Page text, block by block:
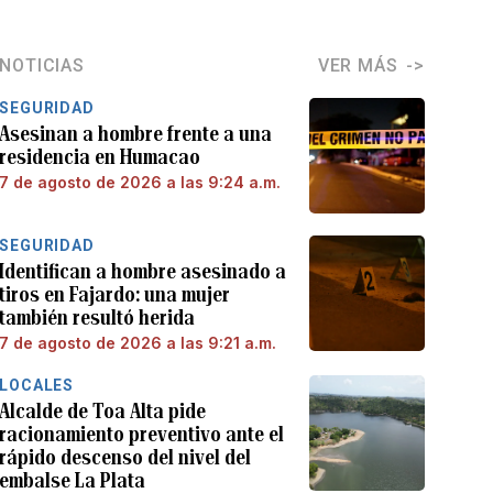
NOTICIAS VER MÁS
SEGURIDAD
Asesinan a hombre frente a una
residencia en Humacao
7 de agosto de 2026 a las 9:24 a.m.
SEGURIDAD
Identifican a hombre asesinado a
tiros en Fajardo: una mujer
también resultó herida
7 de agosto de 2026 a las 9:21 a.m.
LOCALES
Alcalde de Toa Alta pide
racionamiento preventivo ante el
rápido descenso del nivel del
embalse La Plata